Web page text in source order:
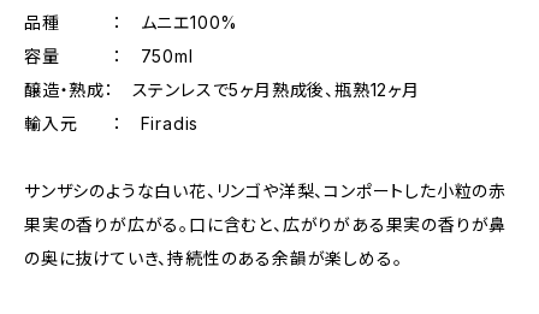
品種 ： ムニエ100%
容量 ： 750ml
醸造・熟成： ステンレスで5ヶ月熟成後、瓶熟12ヶ月
輸入元 ： Firadis
サンザシのような白い花、リンゴや洋梨、コンポートした小粒の赤
果実の香りが広がる。口に含むと、広がりがある果実の香りが鼻
の奥に抜けていき、持続性のある余韻が楽しめる。